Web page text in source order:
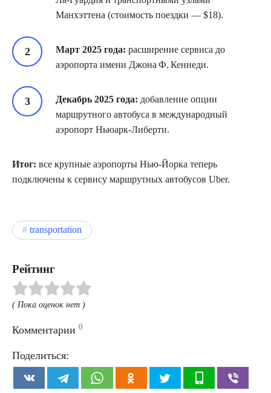
Манхэттена (стоимость поездки — $18).
Март 2025 года: расширение сервиса до
аэропорта имени Джона Ф. Кеннеди.
Декабрь 2025 года: добавление опции
маршрутного автобуса в международный
аэропорт Ньюарк‑Либерти.
Итог: все крупные аэропорты Нью‑Йорка теперь
подключены к сервису маршрутных автобусов Uber.
transportation
Рейтинг
( Пока оценок нет )
Комментарии 0
Поделиться: